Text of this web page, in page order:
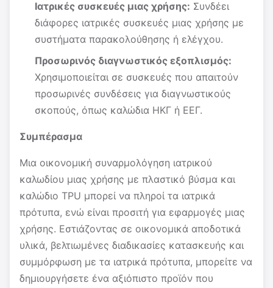
Ιατρικές συσκευές μιας χρήσης: Συνδέει
διάφορες ιατρικές συσκευές μιας χρήσης με
συστήματα παρακολούθησης ή ελέγχου.
Προσωρινός διαγνωστικός εξοπλισμός:
Χρησιμοποιείται σε συσκευές που απαιτούν
προσωρινές συνδέσεις για διαγνωστικούς
σκοπούς, όπως καλώδια ΗΚΓ ή ΕΕΓ.
Συμπέρασμα
Μια οικονομική συναρμολόγηση ιατρικού
καλωδίου μιας χρήσης με πλαστικό βύσμα και
καλώδιο TPU μπορεί να πληροί τα ιατρικά
πρότυπα, ενώ είναι προσιτή για εφαρμογές μιας
χρήσης. Εστιάζοντας σε οικονομικά αποδοτικά
υλικά, βελτιωμένες διαδικασίες κατασκευής και
συμμόρφωση με τα ιατρικά πρότυπα, μπορείτε να
δημιουργήσετε ένα αξιόπιστο προϊόν που